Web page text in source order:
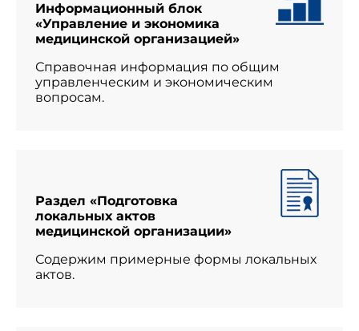
Информационный блок
«Управление и экономика
медицинской организацией»
Справочная информация по общим
управленческим и экономическим
вопросам.
Раздел «Подготовка
локальных актов
медицинской организации»
Содержим примерные формы локальных
актов.